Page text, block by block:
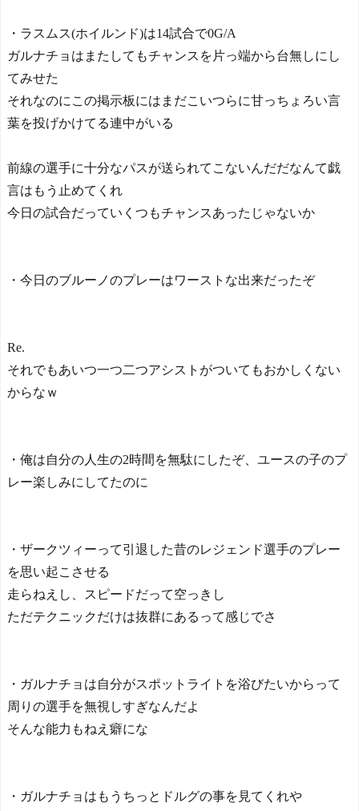
・ラスムス(ホイルンド)は14試合で0G/A
ガルナチョはまたしてもチャンスを片っ端から台無しにし
てみせた
それなのにこの掲示板にはまだこいつらに甘っちょろい言
葉を投げかけてる連中がいる
前線の選手に十分なパスが送られてこないんだだなんて戯
言はもう止めてくれ
今日の試合だっていくつもチャンスあったじゃないか
・今日のブルーノのプレーはワーストな出来だったぞ
Re.
それでもあいつ一つ二つアシストがついてもおかしくない
からなｗ
・俺は自分の人生の2時間を無駄にしたぞ、ユースの子のプ
レー楽しみにしてたのに
・ザークツィーって引退した昔のレジェンド選手のプレー
を思い起こさせる
走らねえし、スピードだって空っきし
ただテクニックだけは抜群にあるって感じでさ
・ガルナチョは自分がスポットライトを浴びたいからって
周りの選手を無視しすぎなんだよ
そんな能力もねえ癖にな
・ガルナチョはもうちっとドルグの事を見てくれや